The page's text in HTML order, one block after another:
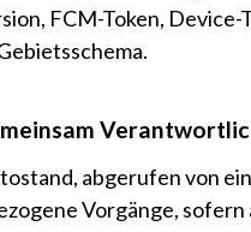
FCM-Token, Device-
abgerufen von
Vorgänge,